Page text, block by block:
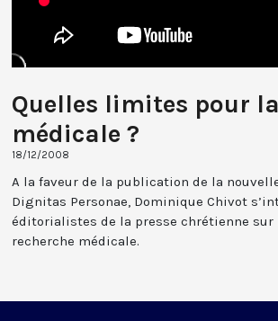
Quelles limites pour
médicale ?
18/12/2008
A la faveur de la publication de la
Dignitas Personae, Dominique Chivot
éditorialistes de la presse chrétienne
recherche médicale.